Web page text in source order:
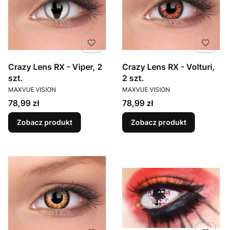
Crazy Lens RX - Viper, 2
szt.
PRODUCENT
MAXVUE VISION
Cena
78,99 zł
Zobacz produkt
Crazy Lens RX - Volturi,
2 szt.
PRODUCENT
MAXVUE VISION
Cena
78,99 zł
Zobacz produkt